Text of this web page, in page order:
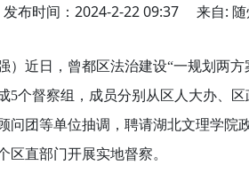
发布时间：2024-2-22 09:37 来自:
近日，曾都区法治建设“一规划两方
督察组，成员分别从区人大办、区
问团等单位抽调，聘请湖北文理学院
区直部门开展实地督察。